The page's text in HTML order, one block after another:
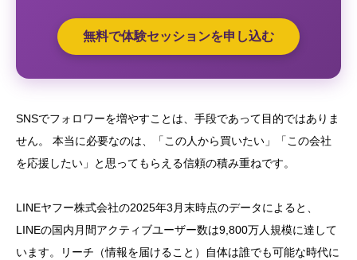
無料で体験セッションを申し込む
SNSでフォロワーを増やすことは、手段であって目的ではありま
せん。 本当に必要なのは、「この人から買いたい」「この会社
を応援したい」と思ってもらえる信頼の積み重ねです。
LINEヤフー株式会社の2025年3月末時点のデータによると、
LINEの国内月間アクティブユーザー数は9,800万人規模に達して
います。リーチ（情報を届けること）自体は誰でも可能な時代に